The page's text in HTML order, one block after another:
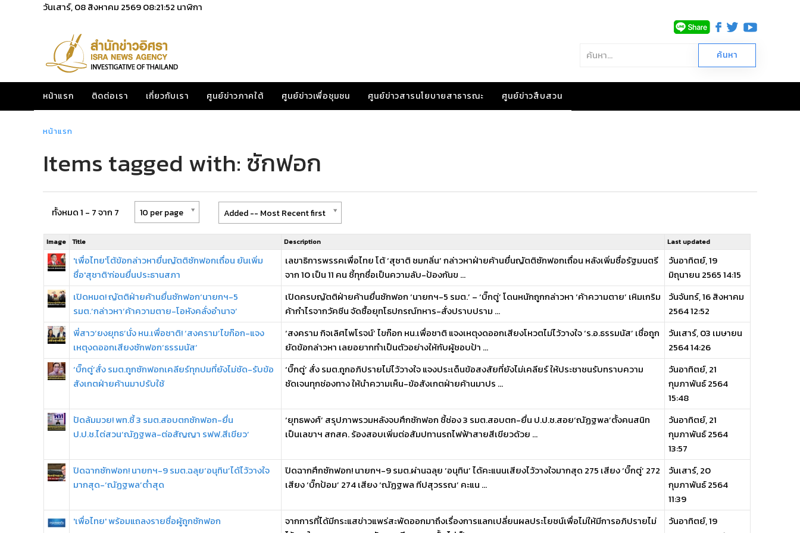
วันเสาร์, 08 สิงหาคม 256908:21:52 นาฬิกา
หน้าแรก ติดต่อเรา เกี่ยวกับเรา ศูนย์ข่าวภาคใต้ ศูนย์ข่าวเพื่อชุมชน ศูนย์ข่าวสารนโยบายสาธารณะ ศูนย์ข่าวสืบสวน
หน้าแรก
Items tagged with: ซักฟอก
ทั้งหมด 1 - 7 จาก 7 10 per page Added -- Most Recent first
Image Title Description Last updated
'เพื่อไทย'โต้ข้อกล่าวหายื่นญัตติซักฟอกเถื่อน ยันเพิ่ม
ชื่อ'สุชาติ'ก่อนยื่นประธานสภา
เลขาธิการพรรคเพื่อไทย โต้ ‘สุชาติ ชมกลิ่น’ กล่าวหาฝ่ายค้านยื่นญัตติซักฟอกเถื่อน หลังเพิ่มชื่อรัฐมนตรี
จาก 10 เป็น 11 คน ชี้ทุกชื่อเป็นความลับ-ป้องกันข ...
วันอาทิตย์, 19
มิถุนายน 2565 14:15
เปิดหมด! ญัตติฝ่ายค้านยื่นซักฟอก‘นายกฯ-5
รมต.’กล่าวหา‘ค้าความตาย-โอหังคลั่งอำนาจ’
เปิดครบญัตติฝ่ายค้านยื่นซักฟอก ‘นายกฯ-5 รมต.’ – ‘บิ๊กตู่’ โดนหนักถูกกล่าวหา ‘ค้าความตาย’ เหิมเกริม
ค้ากำไรจากวัคซีน จัดซื้อยุทโธปกรณ์ทหาร-สั่งปราบปราม ...
วันจันทร์, 16 สิงหาคม
2564 12:52
พี่สาว‘ยงยุทธ’นั่ง หน.เพื่อชาติ! ‘สงคราม’ไขก๊อก-แจง
เหตุงดออกเสียงซักฟอก‘ธรรมนัส’
‘สงคราม กิจเลิศไพโรจน์’ ไขก๊อก หน.เพื่อชาติ แจงเหตุงดออกเสียงโหวตไม่ไว้วางใจ ‘ร.อ.ธรรมนัส’ เชื่อถูก
ยัดข้อกล่าวหา เลยอยากทำเป็นตัวอย่างให้กับผู้ชอบป้า ...
วันเสาร์, 03 เมษายน
2564 14:26
‘บิ๊กตู่’สั่ง รมต.ถูกซักฟอกเคลียร์ทุกปมที่ยังไม่ชัด-รับข้อ
สังเกตฝ่ายค้านมาปรับใช้
‘บิ๊กตู่’ สั่ง รมต.ถูกอภิปรายไม่ไว้วางใจ แจงประเด็นข้อสงสัยที่ยังไม่เคลียร์ ให้ประชาชนรับทราบความ
ชัดเจนทุกช่องทาง ให้นำความเห็น-ข้อสังเกตฝ่ายค้านมาปร ...
วันอาทิตย์, 21
กุมภาพันธ์ 2564
15:48
ปัดล้มมวย! พท.ชี้ 3 รมต.สอบตกซักฟอก-ยื่น
ป.ป.ช.ไต่สวน‘ณัฏฐพล-ต่อสัญญา รฟฟ.สีเขียว’
‘ยุทธพงศ์’ สรุปภาพรวมหลังจบศึกซักฟอก ชี้ช่อง 3 รมต.สอบตก-ยื่น ป.ป.ช.สอย‘ณัฏฐพล’ตั้งคนสนิท
เป็นเลขาฯ สกสค. ร้องสอบเพิ่มต่อสัมปทานรถไฟฟ้าสายสีเขียวด้วย ...
วันอาทิตย์, 21
กุมภาพันธ์ 2564
13:57
ปิดฉากซักฟอก! นายกฯ-9 รมต.ฉลุย‘อนุทิน’ได้ไว้วางใจ
มากสุด-‘ณัฏฐพล’ต่ำสุด
ปิดฉากศึกซักฟอก! นายกฯ-9 รมต.ผ่านฉลุย ‘อนุทิน’ ได้คะแนนเสียงไว้วางใจมากสุด 275 เสียง ‘บิ๊กตู่’ 272
เสียง ‘บิ๊กป้อม’ 274 เสียง ‘ณัฏฐพล ทีปสุวรรณ’ คะแน ...
วันเสาร์, 20
กุมภาพันธ์ 2564
11:39
'เพื่อไทย' พร้อมแถลงรายชื่อผู้ถูกซักฟอก
จากการที่ได้มีกระแสข่าวแพร่สะพัดออกมาถึงเรื่องการแลกเปลี่ยนผลประโยชน์เพื่อไม่ให้มีการอภิปรายไม่
วันอาทิตย์, 19